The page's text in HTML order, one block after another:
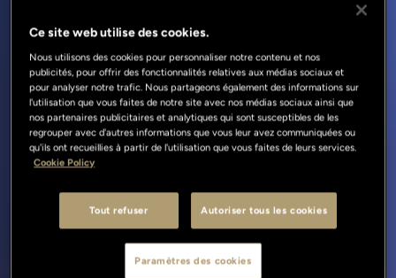
Ce site web utilise des cookies.
Nous utilisons des cookies pour personnaliser notre contenu et nos
publicités, pour offrir des fonctionnalités relatives aux médias sociaux et
pour analyser notre trafic. Nous partageons également des informations sur
l'utilisation que vous faites de notre site avec nos médias sociaux ainsi que
nos partenaires publicitaires et analytiques qui sont susceptibles de les
regrouper avec d'autres informations que vous leur avez communiquées ou
qu'ils ont recueillies à partir de l'utilisation que vous faites de leurs services.
Cookie Policy
Tout refuser Autoriser tous les cookies
Paramètres des cookies